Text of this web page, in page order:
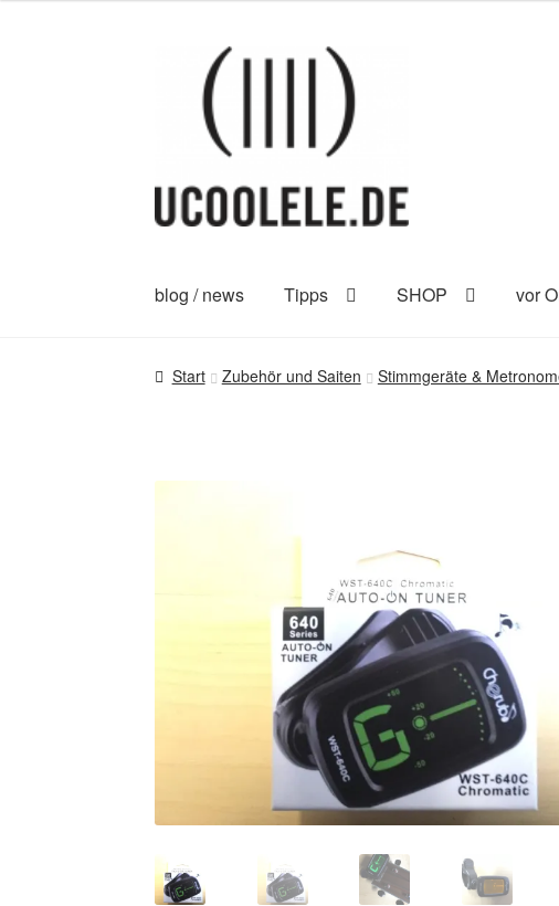
Navigation
springen
springen
blog / news Tipps SHOP vor
Start Zubehör und Saiten Stimmgeräte &